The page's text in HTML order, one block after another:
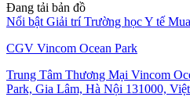
Đang tải bản đồ
Nổi bật Giải trí Trường họcY tế
CGV Vincom Ocean Park
Trung Tâm Thương Mại Vincom
Park, Gia Lâm, Hà Nội 131000,